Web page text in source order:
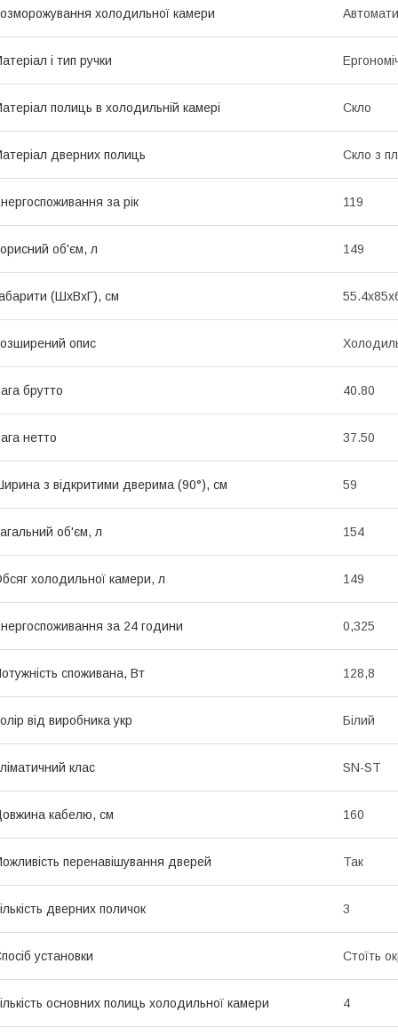
холодильної камери
і тип ручки
полиць в холодильній камері Скло
дверних полиць Скло з
за рік 119
об'єм, л 149
(ШхВхГ), см
опис
брутто 40.80
нетто 37.50
з відкритими дверима (90°), см 59
об'єм, л 154
холодильної камери, л 149
за 24 години 0,325
споживана, Вт 128,8
від виробника укр Білий
клас SN-ST
кабелю, см 160
перенавішування дверей Так
дверних поличок 3
установки Стоїть
основних полиць холодильної камери 4